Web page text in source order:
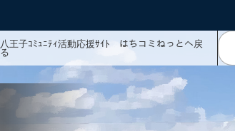
八王子ｺﾐｭﾆﾃｨ活動応援ｻｲﾄ はちコミねっとへ戻
る